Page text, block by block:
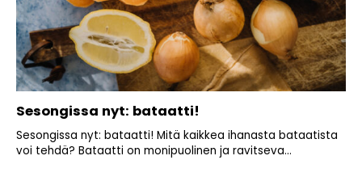
Sesongissa nyt: bataatti!
Sesongissa nyt: bataatti! Mitä kaikkea ihanasta bataatista
voi tehdä? Bataatti on monipuolinen ja ravitseva...